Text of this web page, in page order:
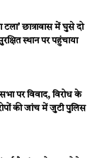
छात्रावास में घुसे दो
स्थान पर पहुंचाया
पर विवाद, विरोध के
की जांच में जुटी पुलिस